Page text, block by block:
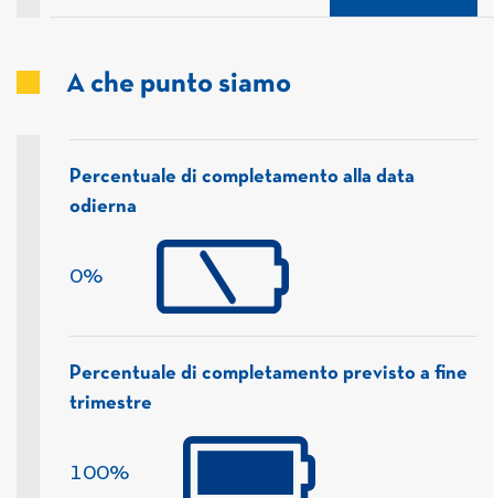
A che punto siamo
Percentuale di completamento alla data
odierna
0%
Percentuale di completamento previsto a fine
trimestre
100%